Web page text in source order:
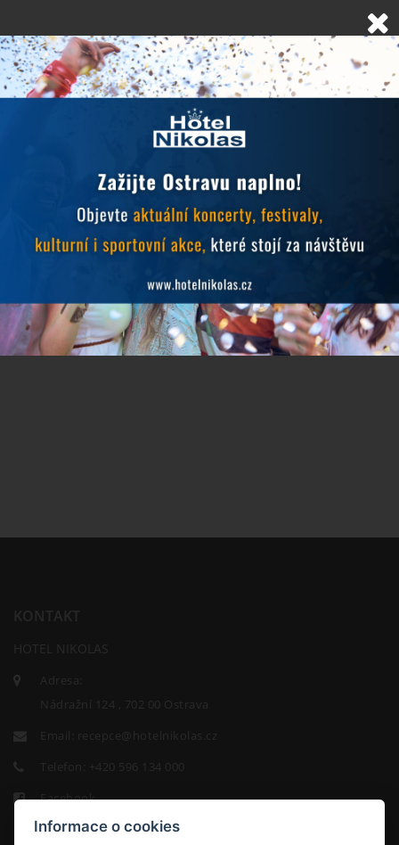
HOTEL NIKOLAS
Adresa:
Nádražní 124 , 702 00 Ostrava
Email:
recepce@hotelnikolas.cz
Telefon:
+420 596 134 000
Facebook
Informace o cookies